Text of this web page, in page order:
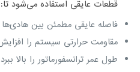
قطعات عایقی استفاده می‌شود تا:
فاصله عایقی مطمئن بین هادی‌ها
مقاومت حرارتی سیستم را
طول عمر ترانسفورماتور را بالا ببرد